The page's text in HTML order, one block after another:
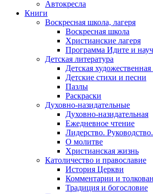
Автокресла
Книги
Воскресная школа, лагеря
Воскресная школа
Христианские лагеря
Программа Идите и
Детская литература
Детская художественная
Детские стихи и песни
Пазлы
Раскраски
Духовно-назидательные
Духовно-назидательная
Ежедневное чтение
Лидерство.
О молитве
Христианская жизнь
Католичество и православие
История Церкви
Комментарии и
Традиция и богословие